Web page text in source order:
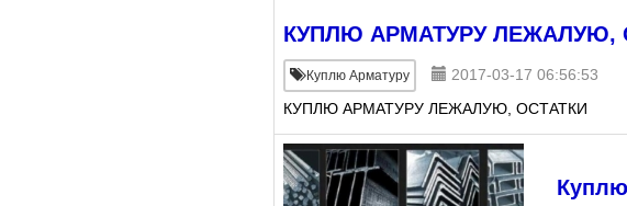
КУПЛЮ АРМАТУРУ ЛЕЖАЛУЮ,
Куплю Арматуру
2017-03-17 06:56:53
КУПЛЮ АРМАТУРУ ЛЕЖАЛУЮ, ОСТАТКИ